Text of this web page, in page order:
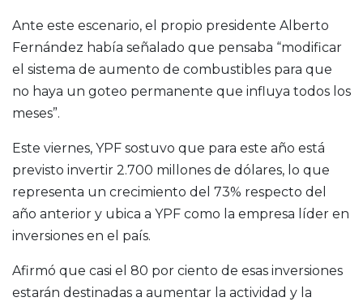
Ante este escenario, el propio presidente Alberto
Fernández había señalado que pensaba “modificar
el sistema de aumento de combustibles para que
no haya un goteo permanente que influya todos los
meses”.
Este viernes, YPF sostuvo que para este año está
previsto invertir 2.700 millones de dólares, lo que
representa un crecimiento del 73% respecto del
año anterior y ubica a YPF como la empresa líder en
inversiones en el país.
Afirmó que casi el 80 por ciento de esas inversiones
estarán destinadas a aumentar la actividad y la